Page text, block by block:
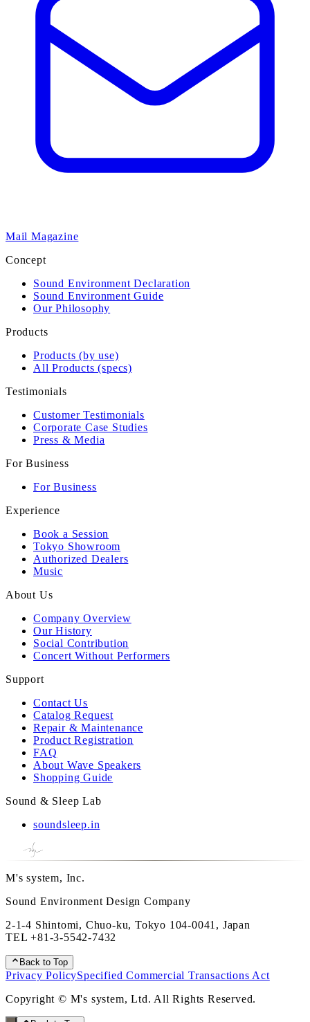
Mail Magazine
Concept
Sound Environment Declaration
Sound Environment Guide
Our Philosophy
Products
Products (by use)
All Products (specs)
Testimonials
Customer Testimonials
Corporate Case Studies
Press & Media
For Business
For Business
Experience
Book a Session
Tokyo Showroom
Authorized Dealers
Music
About Us
Company Overview
Our History
Social Contribution
Concert Without Performers
Support
Contact Us
Catalog Request
Repair & Maintenance
Product Registration
FAQ
About Wave Speakers
Shopping Guide
Sound & Sleep Lab
soundsleep.in
M's system, Inc.
Sound Environment Design Company
2-1-4 Shintomi, Chuo-ku, Tokyo 104-0041, Japan
TEL+81-3-5542-7432
Back to Top
Privacy PolicySpecified Commercial Transactions Act
Copyright © M's system, Ltd. All Rights Reserved.